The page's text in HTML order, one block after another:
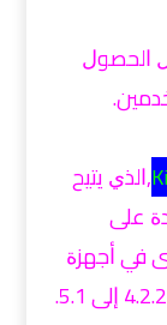
ﺍﻟﺤﺼﻮﻝ
,ﺍﻟﺬﻱ ﻳﺘﻴﺢ
ﻋﻠﻰ
ﻓﻲ ﺃﺟﻬﺰﺓ